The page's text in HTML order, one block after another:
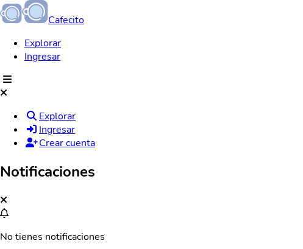
Cafecito
Explorar
Ingresar
Explorar
Ingresar
Crear cuenta
Notificaciones
No tienes notificaciones